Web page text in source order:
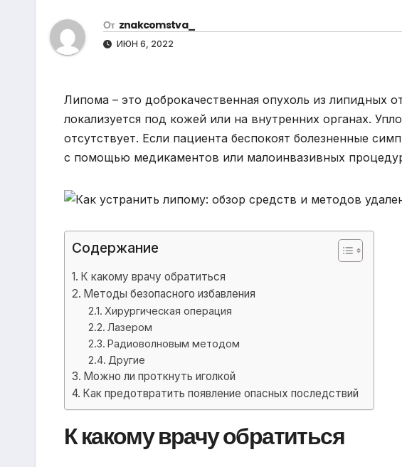
От znakcomstva_
ИЮН 6, 2022
Липома – это доброкачественная опухоль из липидных
локализуется под кожей или на внутренних органах.
отсутствует. Если пациента беспокоят болезненные
с помощью медикаментов или малоинвазивных
Содержание
К какому врачу обратиться
Методы безопасного избавления
Хирургическая операция
Лазером
Радиоволновым методом
Другие
Можно ли проткнуть иголкой
Как предотвратить появление опасных последствий
К какому врачу обратиться